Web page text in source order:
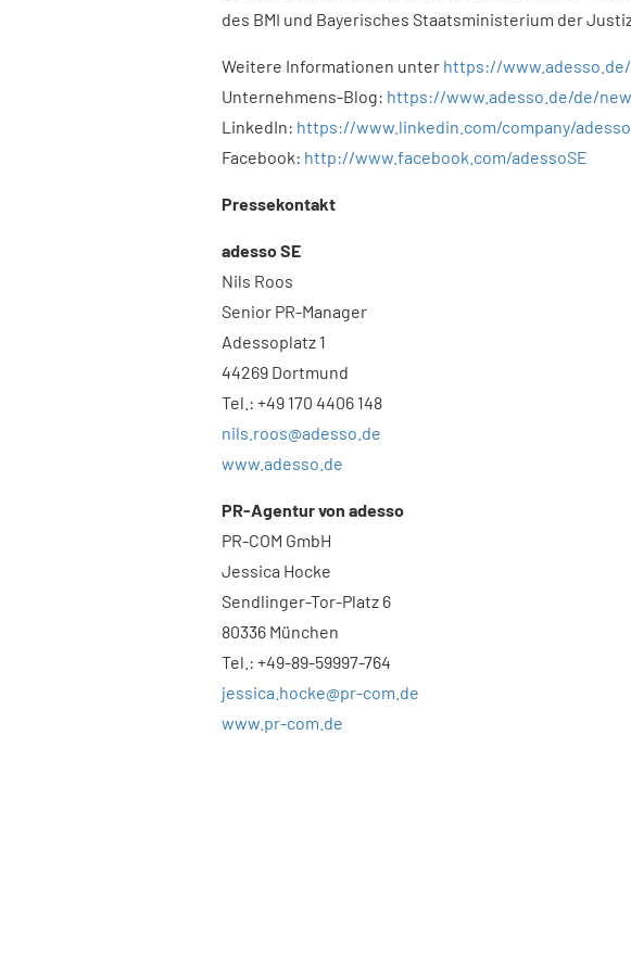
des BMI und Bayerisches Staatsministerium der
Weitere Informationen unter https://www.adesso.de/
Unternehmens-Blog: https://www.adesso.de/de/
LinkedIn: https://www.linkedin.com/company/
Facebook: http://www.facebook.com/adessoSE
Pressekontakt
adesso SE
Nils Roos
Senior PR-Manager
Adessoplatz 1
44269 Dortmund
Tel.: +49 170 4406 148
nils.roos@adesso.de
www.adesso.de
PR-Agentur von adesso
PR-COM GmbH
Jessica Hocke
Sendlinger-Tor-Platz 6
80336 München
Tel.: +49-89-59997-764
jessica.hocke@pr-com.de
www.pr-com.de